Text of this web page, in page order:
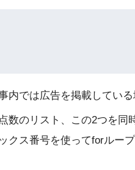
内では広告を掲載している
数のリスト、この2つを
クス番号を使ってforルー